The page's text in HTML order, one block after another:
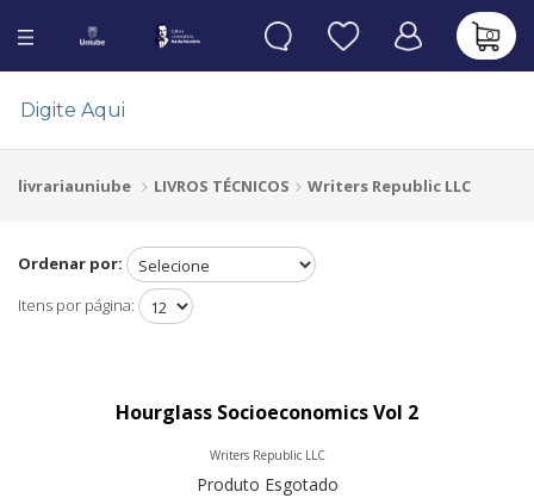
0
livrariauniube LIVROS TÉCNICOS Writers Republic LLC
Ordenar por:
Itens por página:
Hourglass Socioeconomics Vol 2
Writers Republic LLC
Produto Esgotado